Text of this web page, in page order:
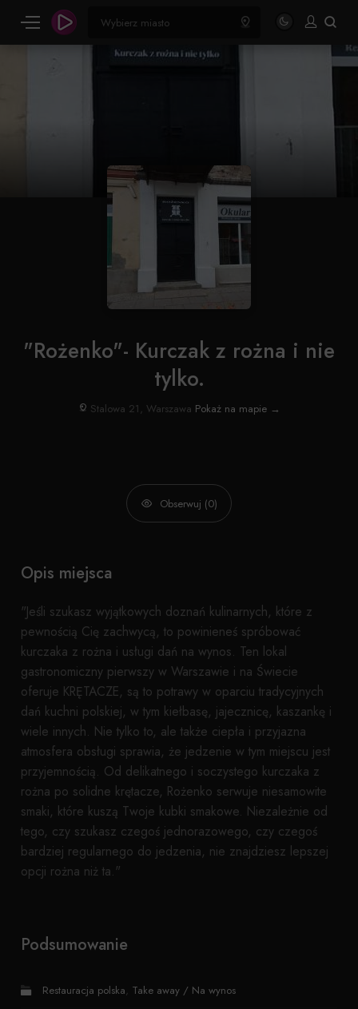
"Rożenko"- Kurczak z rożna i nie
tylko.
Stalowa 21, Warszawa Pokaż na mapie →
Obserwuj (0)
Opis miejsca
"Jeśli szukasz wyjątkowych doznań kulinarnych, które z
pewnością Cię zachwycą, to powinieneś spróbować
kurczaka z rożna i usługi dań na wynos. Ten lokal
gastronomiczny pierwszy w Warszawie i na Świecie
oferuje KRĘTACZE, są to potrawy w oparciu tradycyjnych
dań kuchni polskiej, w tym kiełbasę, jajecznicę, kaszankę i
wiele innych. Nie tylko to, ale także ciepła i przyjazna
atmosfera obsługi sprawia, że jedzenie w tym miejscu jest
przyjemnością. Od delikatnego i soczystego kurczaka z
rożna po solidne krętacze, Rożenko serwuje niesamowite
smaki, które kuszą Twoje kubki smakowe. Niezależnie od
tego, czy szukasz czegoś jednorazowego, czy czegoś
bardziej regularnego do jedzenia, nie znajdziesz lepszej
opcji rożna niż ta."
Podsumowanie
Restauracja polska, Take away / Na wynos